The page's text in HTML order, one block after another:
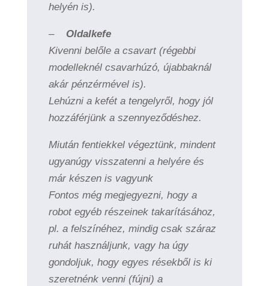
helyén is).
– Oldalkefe
Kivenni belőle a csavart (régebbi
modelleknél csavarhúzó, újabbaknál
akár pénzérmével is).
Lehúzni a kefét a tengelyről, hogy jól
hozzáférjünk a szennyeződéshez.
Miután fentiekkel végeztünk, mindent
ugyanúgy visszatenni a helyére és
már készen is vagyunk
Fontos még megjegyezni, hogy a
robot egyéb részeinek takarításához,
pl. a felszínéhez, mindig csak száraz
ruhát használjunk, vagy ha úgy
gondoljuk, hogy egyes résekből is ki
szeretnénk venni (fújni) a